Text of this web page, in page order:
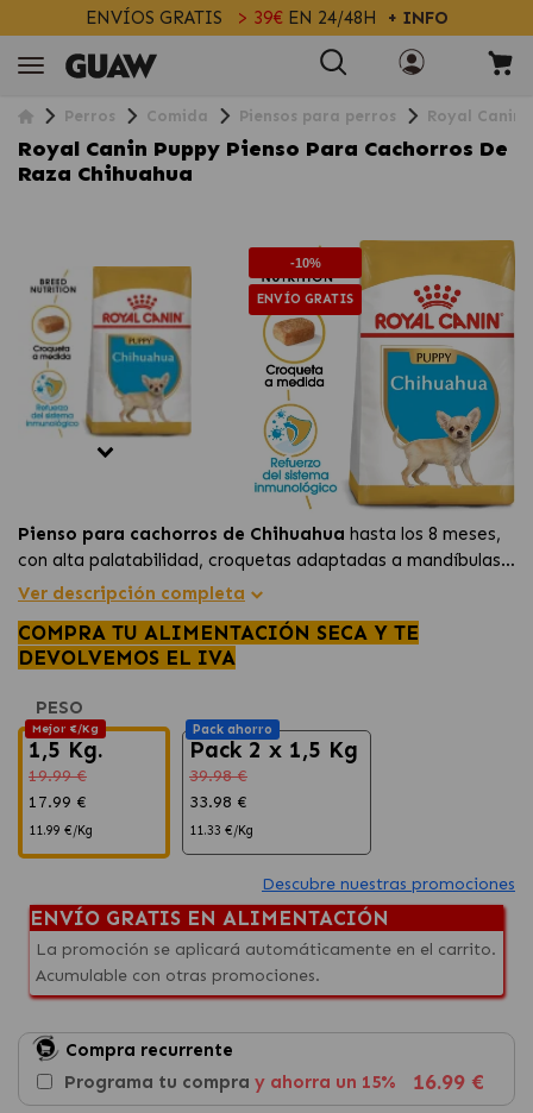
ENVÍOS GRATIS > 39€EN 24/48H + INFO
Perros Comida Piensos para perros Royal Canin
Royal Canin Puppy Pienso Para Cachorros De
Raza Chihuahua
-10%
ENVÍO GRATIS
Pienso para cachorros de Chihuahua hasta los 8 meses,
con alta palatabilidad, croquetas adaptadas a mandíbulas
pequeñas y nutrientes que ayudan a reforzar las defensas y
Ver descripción completa
COMPRA TU ALIMENTACIÓN SECA Y TE
DEVOLVEMOS EL IVA
PESO
Mejor €/Kg
1,5 Kg.
19.99 €
17.99 €
11.99 €/Kg
Pack ahorro
Pack 2 x 1,5 Kg
39.98 €
33.98 €
11.33 €/Kg
Descubre nuestras promociones
ENVÍO GRATIS EN ALIMENTACIÓN
La promoción se aplicará automáticamente en el carrito.
Acumulable con otras promociones.
Compra recurrente
Programa tu compra y ahorra un 15% 16.99 €